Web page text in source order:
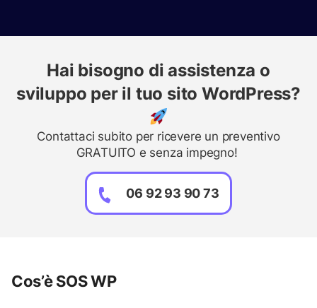
Hai bisogno di assistenza o
sviluppo per il tuo sito WordPress?
Contattaci subito per ricevere un preventivo
GRATUITO e senza impegno!
06 92 93 90 73
Cos’è SOS WP